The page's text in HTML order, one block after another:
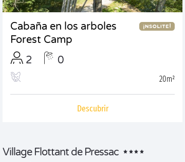
Cabaña en los arboles
Forest Camp
2
0
20m²
Descubrir
Village Flottant de Pressac